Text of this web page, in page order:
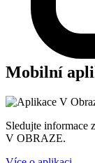
Mobilní
Sledujte informace
V OBRAZE.